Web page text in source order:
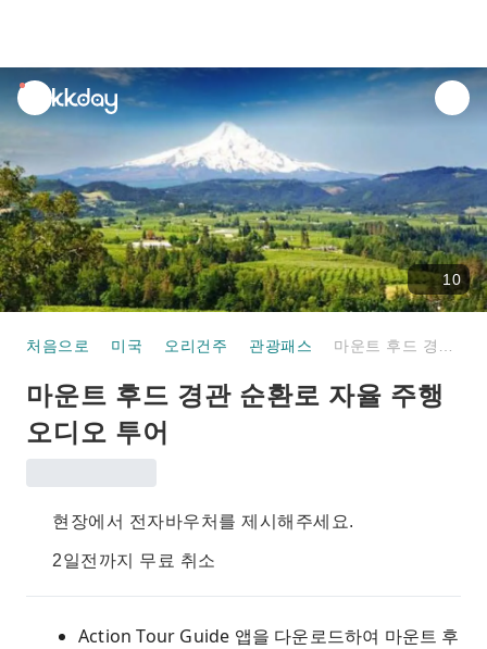
unread
notifications
10
처음으로 미국 오리건주 관광패스
마운트 후드 경관 순환로 자율 주행
오디오 투어
현장에서 전자바우처를 제시해주세요.
2일전까지 무료 취소
Action Tour Guide 앱을 다운로드하여 마운트 후